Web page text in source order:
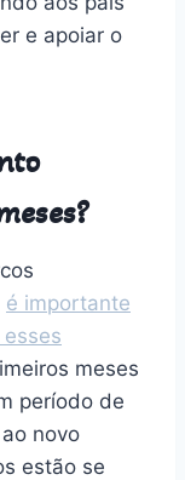
e apoiar o
é importante
meses
período de
novo
estão se